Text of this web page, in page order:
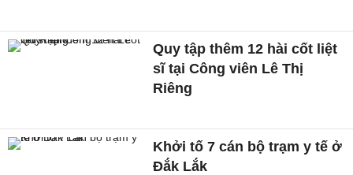
Quy tập thêm 12 hài cốt liệt
sĩ tại Công viên Lê Thị
Riêng
Khởi tố 7 cán bộ trạm y tế ở
Đắk Lắk